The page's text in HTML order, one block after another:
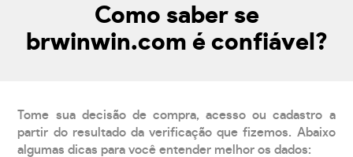
Como saber se
brwinwin.com é confiável?
Tome sua decisão de compra, acesso ou cadastro a
partir do resultado da verificação que fizemos. Abaixo
algumas dicas para você entender melhor os dados: